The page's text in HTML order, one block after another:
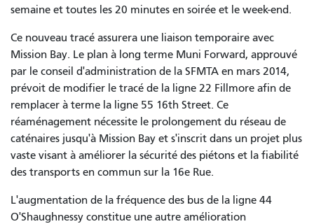
semaine et toutes les 20 minutes en soirée et le week-end.
Ce nouveau tracé assurera une liaison temporaire avec
Mission Bay. Le plan à long terme Muni Forward, approuvé
par le conseil d'administration de la SFMTA en mars 2014,
prévoit de modifier le tracé de la ligne 22 Fillmore afin de
remplacer à terme la ligne 55 16th Street. Ce
réaménagement nécessite le prolongement du réseau de
caténaires jusqu'à Mission Bay et s'inscrit dans un projet plus
vaste visant à améliorer la sécurité des piétons et la fiabilité
des transports en commun sur la 16e Rue.
L'augmentation de la fréquence des bus de la ligne 44
O'Shaughnessy constitue une autre amélioration